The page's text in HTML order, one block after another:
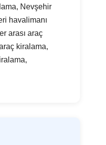
Nevşehir
havalimanı
arası araç
kiralama,